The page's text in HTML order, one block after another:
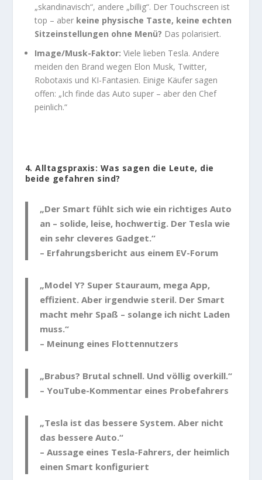
„skandinavisch“, andere „billig“. Der Touchscreen ist
top – aber keine physische Taste, keine echten
Sitzeinstellungen ohne Menü? Das polarisiert.
Image/Musk-Faktor: Viele lieben Tesla. Andere
meiden den Brand wegen Elon Musk, Twitter,
Robotaxis und KI-Fantasien. Einige Käufer sagen
offen: „Ich finde das Auto super – aber den Chef
peinlich.“
4. Alltagspraxis: Was sagen die Leute, die
beide gefahren sind?
„Der Smart fühlt sich wie ein richtiges Auto
an – solide, leise, hochwertig. Der Tesla wie
ein sehr cleveres Gadget.“
– Erfahrungsbericht aus einem EV-Forum
„Model Y? Super Stauraum, mega App,
effizient. Aber irgendwie steril. Der Smart
macht mehr Spaß – solange ich nicht Laden
muss.“
– Meinung eines Flottennutzers
„Brabus? Brutal schnell. Und völlig overkill.“
– YouTube-Kommentar eines Probefahrers
„Tesla ist das bessere System. Aber nicht
das bessere Auto.“
– Aussage eines Tesla-Fahrers, der heimlich
einen Smart konfiguriert